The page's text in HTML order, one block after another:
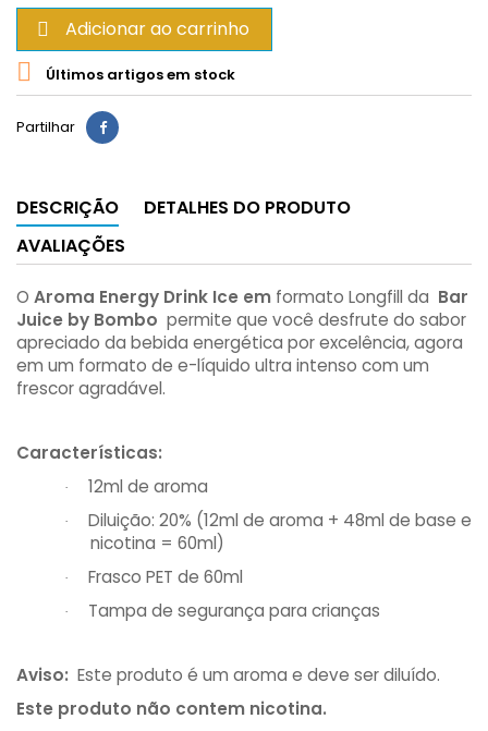
 Adicionar ao carrinho
 Últimos artigos em stock
Partilhar
DESCRIÇÃO
DETALHES DO PRODUTO
AVALIAÇÕES
O Aroma Energy Drink Ice em formato Longfill da Bar
Juice by Bombo permite que você desfrute do sabor
apreciado da bebida energética por excelência, agora
em um formato de e-líquido ultra intenso com um
frescor agradável.
Características:
· 12ml de aroma
·
Diluição: 20% (12ml de aroma + 48ml de base e
nicotina = 60ml)
· Frasco PET de 60ml
· Tampa de segurança para crianças
Aviso: Este produto é um aroma e deve ser diluído.
Este produto não contem nicotina.